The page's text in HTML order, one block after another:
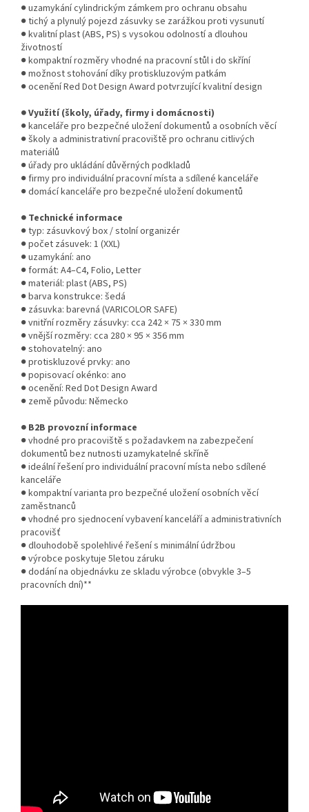
● uzamykání cylindrickým zámkem pro ochranu obsahu
● tichý a plynulý pojezd zásuvky se zarážkou proti vysunutí
● kvalitní plast (ABS, PS) s vysokou odolností a dlouhou
životností
● kompaktní rozměry vhodné na pracovní stůl i do skříní
● možnost stohování díky protiskluzovým patkám
● ocenění Red Dot Design Award potvrzující kvalitní design
● Využití (školy, úřady, firmy i domácnosti)
● kanceláře pro bezpečné uložení dokumentů a osobních věcí
● školy a administrativní pracoviště pro ochranu citlivých
materiálů
● úřady pro ukládání důvěrných podkladů
● firmy pro individuální pracovní místa a sdílené kanceláře
● domácí kanceláře pro bezpečné uložení dokumentů
● Technické informace
● typ: zásuvkový box / stolní organizér
● počet zásuvek: 1 (XXL)
● uzamykání: ano
● formát: A4–C4, Folio, Letter
● materiál: plast (ABS, PS)
● barva konstrukce: šedá
● zásuvka: barevná (VARICOLOR SAFE)
● vnitřní rozměry zásuvky: cca 242 × 75 × 330 mm
● vnější rozměry: cca 280 × 95 × 356 mm
● stohovatelný: ano
● protiskluzové prvky: ano
● popisovací okénko: ano
● ocenění: Red Dot Design Award
● země původu: Německo
● B2B provozní informace
● vhodné pro pracoviště s požadavkem na zabezpečení
dokumentů bez nutnosti uzamykatelné skříně
● ideální řešení pro individuální pracovní místa nebo sdílené
kanceláře
● kompaktní varianta pro bezpečné uložení osobních věcí
zaměstnanců
● vhodné pro sjednocení vybavení kanceláří a administrativních
pracovišť
● dlouhodobě spolehlivé řešení s minimální údržbou
● výrobce poskytuje 5letou záruku
● dodání na objednávku ze skladu výrobce (obvykle 3–5
pracovních dní)**